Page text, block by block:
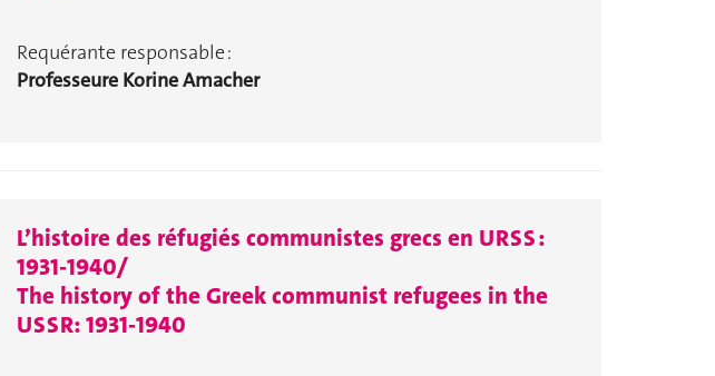
Requérante responsable :
Professeure Korine Amacher
L’histoire des réfugiés communistes grecs en URSS :
1931-1940/
The history of the Greek communist refugees in the
USSR: 1931-1940